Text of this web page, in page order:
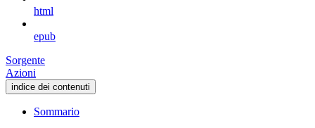
html
epub
Sorgente
Azioni
indice dei contenuti
Sommario